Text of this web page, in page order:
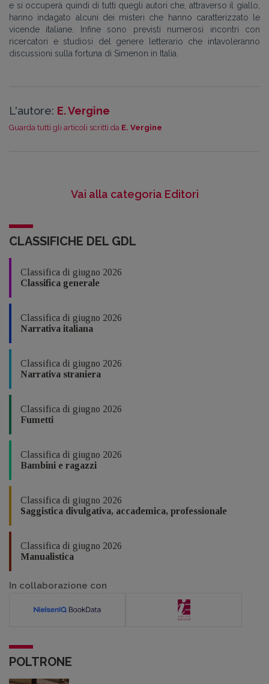
e si occuperà quindi di tutti quegli autori che, attraverso il giallo,
hanno indagato alcuni dei misteri che hanno caratterizzato le
vicende italiane. Infine sono previsti numerosi incontri con
ricercatori e studiosi del genere letterario che intavoleranno
discussioni sulla fortuna di Simenon in Italia.
L'autore: E. Vergine
Guarda tutti gli articoli scritti da E. Vergine
Vai alla categoria Editori
CLASSIFICHE DEL GDL
Classifica di giugno 2026
Classifica generale
Classifica di giugno 2026
Narrativa italiana
Classifica di giugno 2026
Narrativa straniera
Classifica di giugno 2026
Fumetti
Classifica di giugno 2026
Bambini e ragazzi
Classifica di giugno 2026
Saggistica divulgativa, accademica, professionale
Classifica di giugno 2026
Manualistica
In collaborazione con
POLTRONE